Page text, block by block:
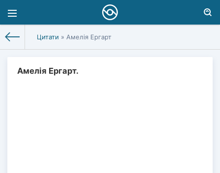
Цитати » Амелія Ергарт
Амелія Ергарт.